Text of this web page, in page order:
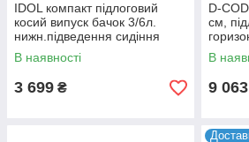
IDOL компакт підлоговий
косий випуск бачок 3/6л.
нижн.підведення сидіння
м'яке (укр.)
В наявності
3 699 ₴
D-
см,
В
9 063